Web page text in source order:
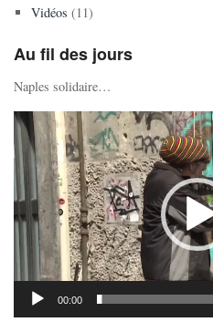
Vidéos (11)
Au fil des jours
Naples solidaire…
Lecteur
vidéo
00:00